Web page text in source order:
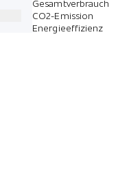
Gesamtverbrauch
CO2-Emission
Energieeffizienz